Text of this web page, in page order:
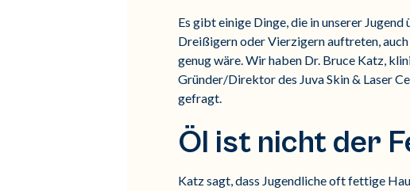
Es gibt einige Dinge, die in unserer
Dreißigern oder Vierzigern auftreten, auch
genug wäre. Wir haben Dr. Bruce Katz,
Gründer/Direktor des Juva Skin & Laser
gefragt.
Öl ist nicht der
Katz sagt, dass Jugendliche oft fettige